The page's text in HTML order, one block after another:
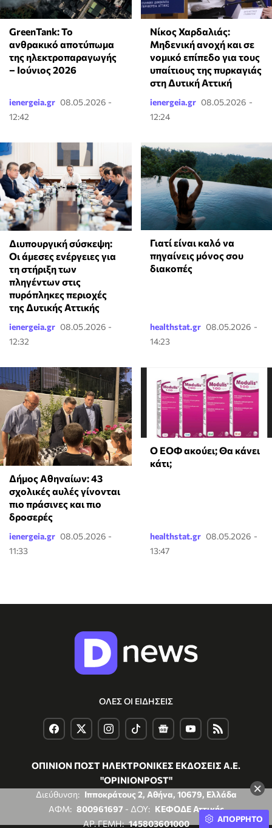
×
GreenTank: Το
ανθρακικό αποτύπωμα
της ηλεκτροπαραγωγής
– Ιούνιος 2026
ienergeia.gr 08.05.2026 -
12:42
Νίκος Χαρδαλιάς:
Μηδενική ανοχή και σε
νομικό επίπεδο για τους
υπαίτιους της πυρκαγιάς
στη Δυτική Αττική
ienergeia.gr 08.05.2026 -
12:24
Διυπουργική σύσκεψη:
Οι άμεσες ενέργειες για
τη στήριξη των
πληγέντων στις
πυρόπληκες περιοχές
της Δυτικής Αττικής
ienergeia.gr 08.05.2026 -
12:32
Γιατί είναι καλό να
πηγαίνεις μόνος σου
διακοπές
healthstat.gr 08.05.2026 -
14:23
Δήμος Αθηναίων: 43
σχολικές αυλές γίνονται
πιο πράσινες και πιο
δροσερές
ienergeia.gr 08.05.2026 -
11:33
Ο ΕΟΦ ακούει; Θα κάνει
κάτι;
healthstat.gr 08.05.2026 -
13:47
ΟΛΕΣ ΟΙ ΕΙΔΗΣΕΙΣ
ΟΠΙΝΙΟΝ ΠΟΣΤ ΗΛΕΚΤΡΟΝΙΚΕΣ ΕΚΔΟΣΕΙΣ Α.Ε.
"OPINIONPOST"
Διεύθυνση: Ιπποκράτους 2, Αθήνα, 10679, Ελλάδα
ΑΦΜ: 800961697 - ΔΟΥ: ΚΕΦΟΔΕ Αττικής
ΑΡ. ΓΕΜΗ: 145803601000 ΑΠΟΡΡΗΤΟ